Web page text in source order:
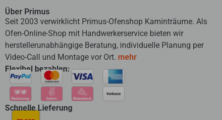
Über Primus
Seit 2003 verwirklicht Primus-Ofenshop Kaminträume. Als
Ofen-Online-Shop mit Handwerkerservice bieten wir
herstellerunabhängige Beratung, individuelle Planung per
Video-Call und Montage vor Ort. mehr
Flexibel bezahlen:
Schnelle Lieferung